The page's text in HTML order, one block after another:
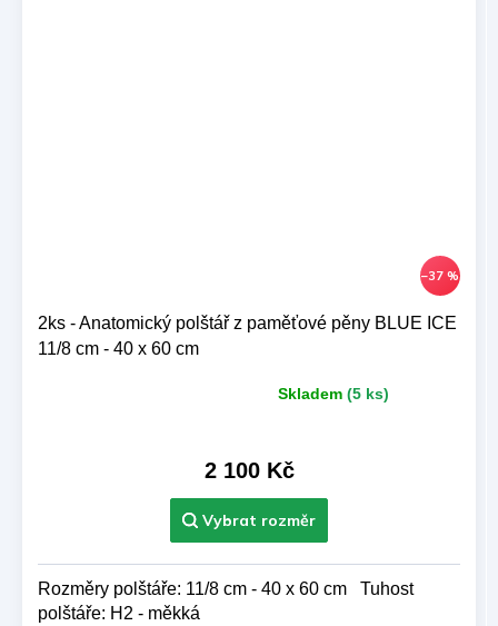
–37 %
2ks - Anatomický polštář z paměťové pěny BLUE ICE
11/8 cm - 40 x 60 cm
Skladem (5 ks)
2 100 Kč
Rozměry polštáře: 11/8 cm - 40 x 60 cm Tuhost
polštáře: H2 - měkká